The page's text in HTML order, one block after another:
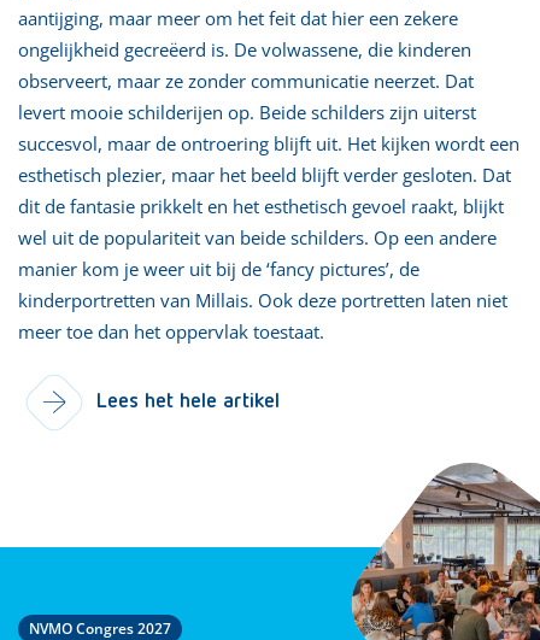
aantijging, maar meer om het feit dat hier een zekere
ongelijkheid gecreëerd is. De volwassene, die kinderen
observeert, maar ze zonder communicatie neerzet. Dat
levert mooie schilderijen op. Beide schilders zijn uiterst
succesvol, maar de ontroering blijft uit. Het kijken wordt een
esthetisch plezier, maar het beeld blijft verder gesloten. Dat
dit de fantasie prikkelt en het esthetisch gevoel raakt, blijkt
wel uit de populariteit van beide schilders. Op een andere
manier kom je weer uit bij de ‘fancy pictures’, de
kinderportretten van Millais. Ook deze portretten laten niet
meer toe dan het oppervlak toestaat.
Lees het hele artikel
NVMO Congres 2027